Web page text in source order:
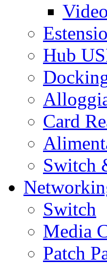
Hub
Card
Switch
Switch
Media
Patch